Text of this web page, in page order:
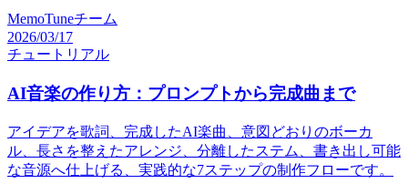
MemoTuneチーム
2026/03/17
チュートリアル
AI音楽の作り方：プロンプトから完成曲まで
アイデアを歌詞、完成したAI楽曲、意図どおりのボーカ
ル、長さを整えたアレンジ、分離したステム、書き出し可能
な音源へ仕上げる、実践的な7ステップの制作フローです。